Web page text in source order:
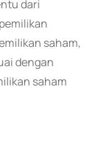
dari
saham,
dengan
saham